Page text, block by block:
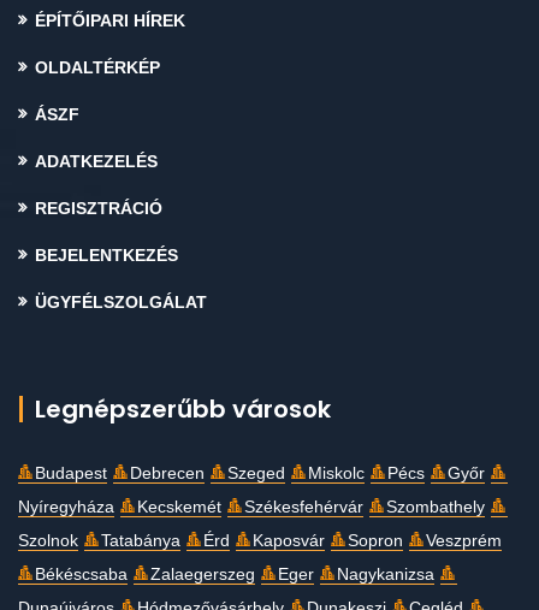
ÉPÍTŐIPARI HÍREK
OLDALTÉRKÉP
ÁSZF
ADATKEZELÉS
REGISZTRÁCIÓ
BEJELENTKEZÉS
ÜGYFÉLSZOLGÁLAT
Legnépszerűbb városok
Budapest Debrecen Szeged Miskolc Pécs
Győr
Nyíregyháza
Kecskemét Székesfehérvár
Szombathely
Szolnok
Tatabánya Érd Kaposvár Sopron
Veszprém
Békéscsaba
Zalaegerszeg Eger
Nagykanizsa